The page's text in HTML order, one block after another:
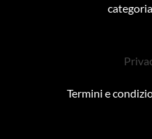
Termini e